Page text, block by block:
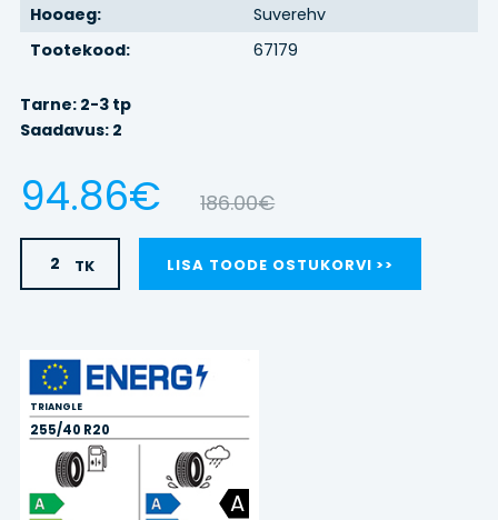
KONTAKT
Hooaeg:
Suverehv
Tootekood:
67179
Tarne: 2-3 tp
Saadavus: 2
94.86€ 186.00€
TK LISA TOODE OSTUKORVI
TRIANGLE
255/40 R20
A